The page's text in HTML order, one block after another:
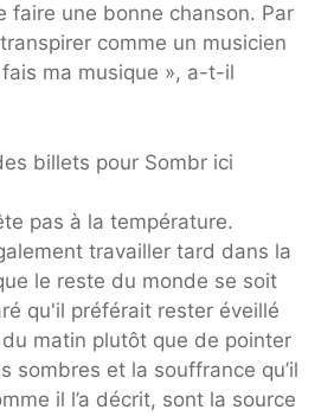
faire une bonne chanson. Par
comme un musicien
ma musique », a-t-il
billets pour Sombr ici
pas à la température.
travailler tard dans la
le reste du monde se soit
qu'il préférait rester éveillé
matin plutôt que de pointer
sombres et la souffrance qu’il
il l’a décrit, sont la source